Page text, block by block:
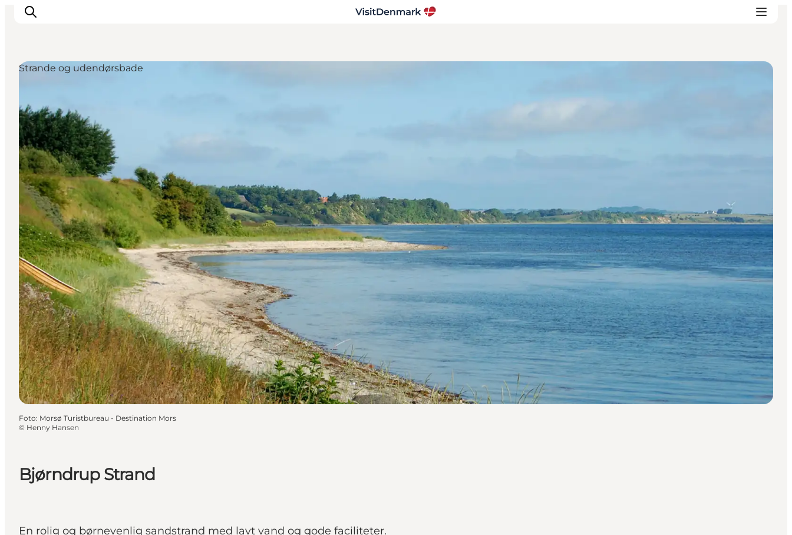
Inspiration
Destinationer
Oplevelser
Overnatning
Planlæg ferien
Bjørndrup Strand
En rolig og børnevenlig sandstrand med lavt vand og gode faciliteter.
Strande og udendørsbade
Foto: Morsø Turistbureau - Destination Mors
© Henny Hansen